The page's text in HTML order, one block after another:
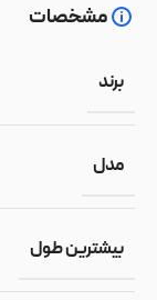
مشخصات
برند
مدل
بیشترین طول